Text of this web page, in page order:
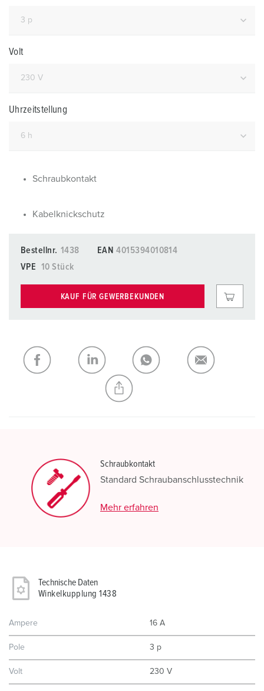
Volt
Uhrzeitstellung
Schraubkontakt
Kabelknickschutz
Bestellnr. 1438 EAN 4015394010814
VPE
10 Stück
KAUF FÜR GEWERBEKUNDEN
Schraubkontakt
Standard Schraubanschlusstechnik
Mehr erfahren
Technische Daten
Winkelkupplung 1438
Ampere 16 A
Pole 3 p
Volt 230 V